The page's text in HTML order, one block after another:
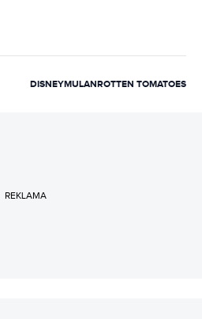
DISNEYMULANROTTEN TOMATOES
REKLAMA